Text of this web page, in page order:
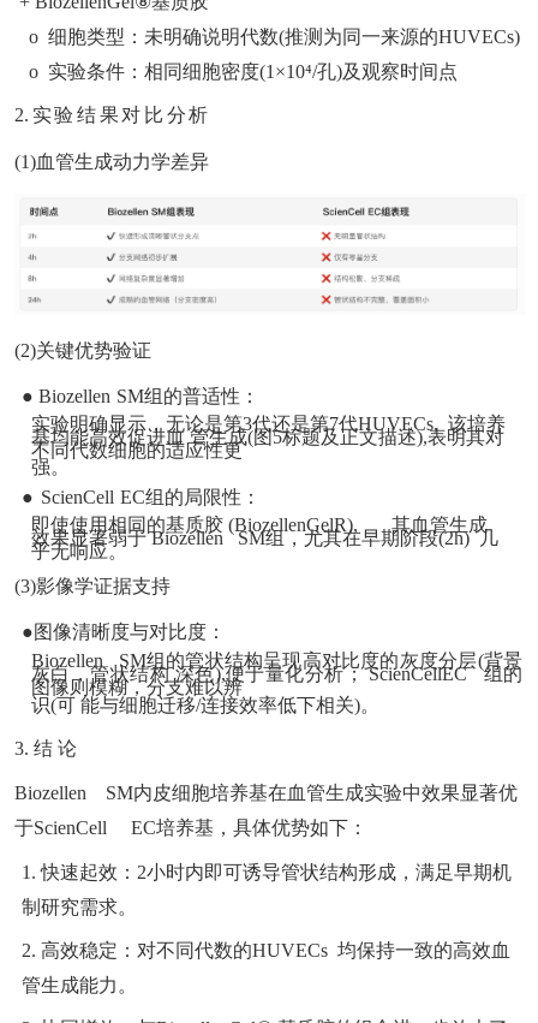
o 细胞类型：未明确说明代数(推测为同一来源的HUVECs)
o 实验条件：相同细胞密度(1×10⁴/孔)及观察时间点
2. 实验 结果对 比 分析
(1)血管生成动力学差异
(2)关键优势验证
● Biozellen SM组的普适性 ：
实验明确显示，无论是第3代还是第7代HUVECs, 该培养
基均能高效促进血 管生成(图5标题及正文描述),表明其对
不同代数细胞的适应性更
强。
● ScienCell EC组的局限性：
即使使用相同的基质胶 (BiozellenGelR), 其血管生成
效果显著弱于 Biozellen SM组，尤其在早期阶段(2h) 几
乎无响应。
(3)影像学证据支持
●图像清晰度与对比度：
Biozellen SM组的管状结构呈现高对比度的灰度分层(背景
灰白，管状结构 深色),便于量化分析； ScienCellEC 组的
图像则模糊，分支难以辨
识(可 能与细胞迁移/连接效率低下相关)。
3. 结 论
Biozellen SM内皮细胞培养基在血管生成实验中效果显著优
于ScienCell EC培养基，具体优势如下：
1. 快速起效：2小时内即可诱导管状结构形成，满足早期机
制研究需求。
2. 高效稳定：对不同代数的HUVECs 均保持一致的高效血
管生成能力。